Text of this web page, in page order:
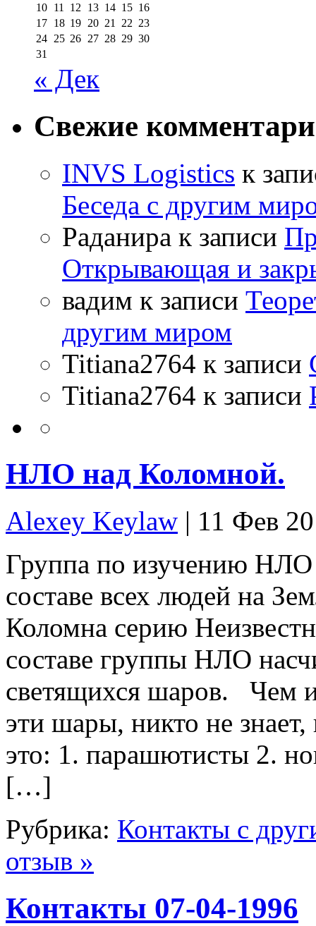
10 11 12 13 14 15 16
17 18 19 20 21 22 23
24 25 26 27 28 29 30
31
« Дек
Свежие
INVS Logistics к
Беседа с другим
Раданира к записи
Открывающая и
вадим к записи
другим миром
Titiana2764 к записи
Titiana2764 к записи
НЛО над Коломной.
Alexey Keylaw | 11 Фев
Группа по изучению НЛО
составе всех людей на
Коломна серию
составе группы НЛО
светящихся шаров. Чем
эти шары, никто не
это: 1. парашютисты 2.
[…]
Рубрика: Контакты с
отзыв »
Контакты 07-04-1996